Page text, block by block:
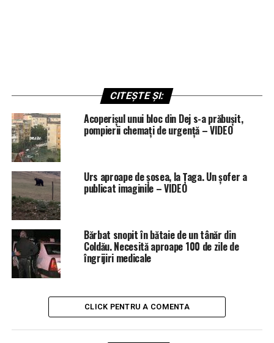
CITEȘTE ȘI:
Acoperișul unui bloc din Dej s-a prăbușit,
pompierii chemați de urgență – VIDEO
Urs aproape de șosea, la Țaga. Un șofer a
publicat imaginile – VIDEO
Bărbat snopit în bătaie de un tânăr din
Coldău. Necesită aproape 100 de zile de
îngrijiri medicale
CLICK PENTRU A COMENTA